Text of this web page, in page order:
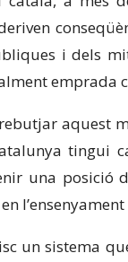
i dels
emprada
aquest
tingui
una posició
un sistema